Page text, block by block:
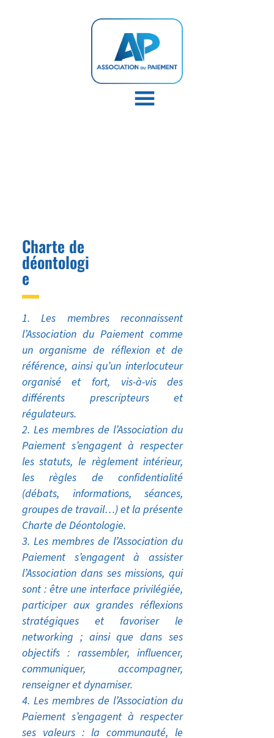
Charte de
déontologi
e
Les membres reconnaissent
l’Association du Paiement comme
un organisme de réflexion et de
référence, ainsi qu’un interlocuteur
organisé et fort, vis-à-vis des
différents prescripteurs et
régulateurs.
Les membres de l’Association du
Paiement s’engagent à respecter
les statuts, le règlement intérieur,
les règles de confidentialité
(débats, informations, séances,
groupes de travail…) et la présente
Charte de Déontologie.
Les membres de l’Association du
Paiement s’engagent à assister
l’Association dans ses missions, qui
sont : être une interface privilégiée,
participer aux grandes réflexions
stratégiques et favoriser le
networking ; ainsi que dans ses
objectifs : rassembler, influencer,
communiquer, accompagner,
renseigner et dynamiser.
Les membres de l’Association du
Paiement s’engagent à respecter
ses valeurs : la communauté, le